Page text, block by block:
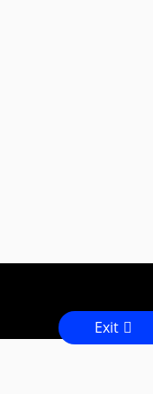
Exit